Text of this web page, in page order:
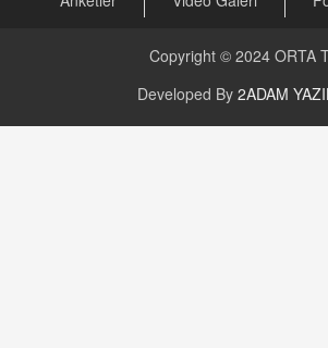
Copyright © 2024 ORTA
Developed By 2ADAM